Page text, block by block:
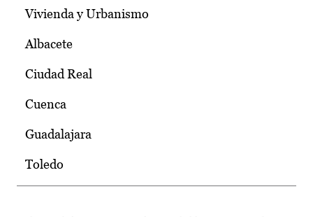
Vivienda y Urbanismo
Albacete
Ciudad Real
Cuenca
Guadalajara
Toledo